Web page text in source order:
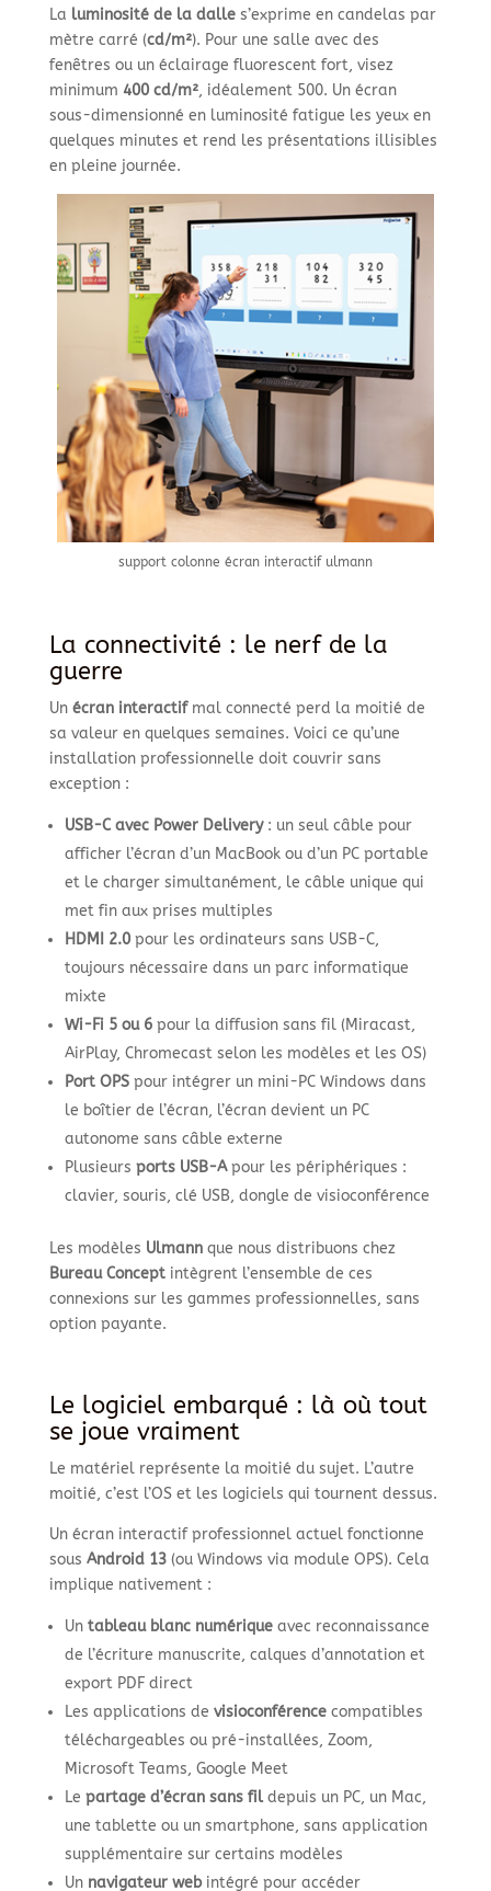
La luminosité de la dalles’exprime en candelas par
mètre carré (cd/m²). Pour une salle avec des
fenêtres ou un éclairage fluorescent fort, visez
minimum 400 cd/m², idéalement 500. Un écran
sous-dimensionné en luminosité fatigue les yeux en
quelques minutes et rend les présentations illisibles
en pleine journée.
support colonne écran interactif ulmann
La connectivité : le nerf de la
guerre
Un écran interactifmal connecté perd la moitié de
sa valeur en quelques semaines. Voici ce qu’une
installation professionnelle doit couvrir sans
exception :
USB-C avec Power Delivery: un seul câble pour
afficher l’écran d’un MacBook ou d’un PC portable
et le charger simultanément, le câble unique qui
met fin aux prises multiples
HDMI 2.0pour les ordinateurs sans USB-C,
toujours nécessaire dans un parc informatique
mixte
Wi-Fi 5 ou 6pour la diffusion sans fil (Miracast,
AirPlay, Chromecast selon les modèles et les OS)
Port OPSpour intégrer un mini-PC Windows dans
le boîtier de l’écran, l’écran devient un PC
autonome sans câble externe
Plusieurs ports USB-Apour les périphériques :
clavier, souris, clé USB, dongle de visioconférence
Les modèles Ulmannque nous distribuons chez
Bureau Conceptintègrent l’ensemble de ces
connexions sur les gammes professionnelles, sans
option payante.
Le logiciel embarqué : là où tout
se joue vraiment
Le matériel représente la moitié du sujet. L’autre
moitié, c’est l’OS et les logiciels qui tournent dessus.
Un écran interactif professionnel actuel fonctionne
sous Android 13(ou Windows via module OPS). Cela
implique nativement :
Un tableau blanc numériqueavec reconnaissance
de l’écriture manuscrite, calques d’annotation et
export PDF direct
Les applications de visioconférencecompatibles
téléchargeables ou pré-installées, Zoom,
Microsoft Teams, Google Meet
Le partage d’écran sans fildepuis un PC, un Mac,
une tablette ou un smartphone, sans application
supplémentaire sur certains modèles
Un navigateur webintégré pour accéder